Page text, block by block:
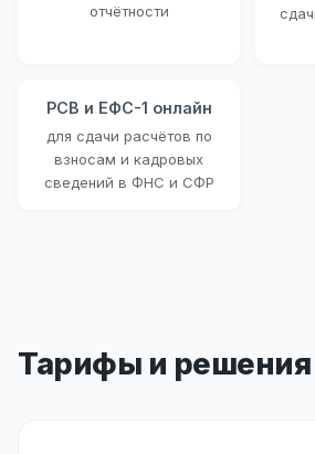
отчётности
РСВ и ЕФС-1 онлайн
для сдачи расчётов по
взносам и кадровых
сведений в ФНС и СФР
Тарифы и решения